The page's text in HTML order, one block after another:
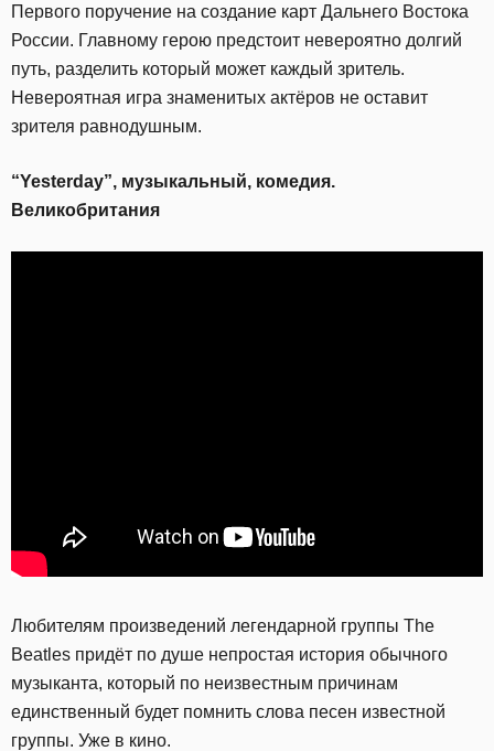
Первого поручение на создание карт Дальнего Востока
России. Главному герою предстоит невероятно долгий
путь, разделить который может каждый зритель.
Невероятная игра знаменитых актёров не оставит
зрителя равнодушным.
“Yesterday”, музыкальный, комедия.
Великобритания
Любителям произведений легендарной группы The
Beatles придёт по душе непростая история обычного
музыканта, который по неизвестным причинам
единственный будет помнить слова песен известной
группы. Уже в кино.